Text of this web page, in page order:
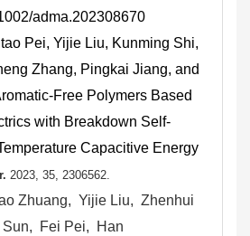
adma.202308670
Pei, Yijie Liu, Kunming Shi,
Zhang, Pingkai Jiang, and
Free Polymers Based
with Breakdown Self-
Capacitive Energy
2023, 35, 2306562.
Zhuang, Yijie Liu, Zhenhui
Sun, Fei Pei, Han